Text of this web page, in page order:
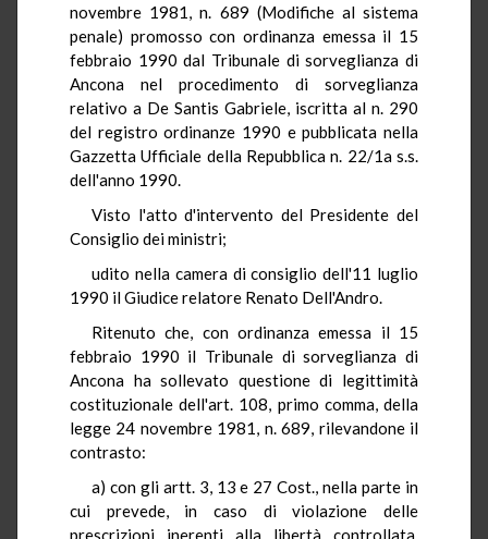
novembre 1981, n. 689 (Modifiche al sistema
penale) promosso con ordinanza emessa il 15
febbraio 1990 dal Tribunale di sorveglianza di
Ancona nel procedimento di sorveglianza
relativo a De Santis Gabriele, iscritta al n. 290
del registro ordinanze 1990 e pubblicata nella
Gazzetta Ufficiale della Repubblica n. 22/1a s.s.
dell'anno 1990.
Visto l'atto d'intervento del Presidente del
Consiglio dei ministri;
udito nella camera di consiglio dell'11 luglio
1990 il Giudice relatore Renato Dell'Andro.
Ritenuto che, con ordinanza emessa il 15
febbraio 1990 il Tribunale di sorveglianza di
Ancona ha sollevato questione di legittimità
costituzionale dell'art. 108, primo comma, della
legge 24 novembre 1981, n. 689, rilevandone il
contrasto:
a) con gli artt. 3, 13 e 27 Cost., nella parte in
cui prevede, in caso di violazione delle
prescrizioni inerenti alla libertà controllata,